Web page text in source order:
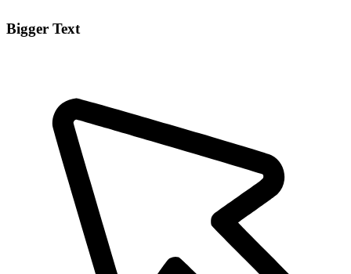
Bigger Text